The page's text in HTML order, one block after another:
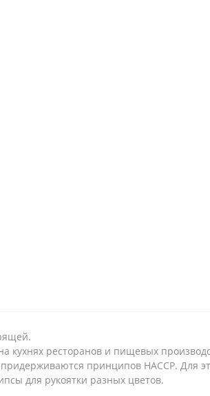
кухнях ресторанов и пищевых
принципов HACCP. Для
для рукоятки разных цветов.